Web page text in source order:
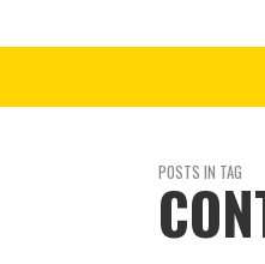
POSTS IN TAG